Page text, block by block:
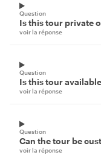
Question
Is this tour private
voir la réponse
Question
Is this tour
voir la réponse
Question
Can the tour be
voir la réponse